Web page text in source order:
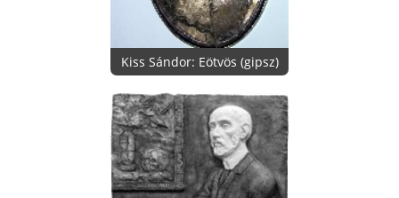
Kiss Sándor: Eötvös (gipsz)